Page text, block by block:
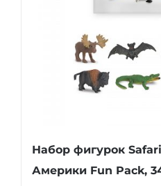
Набор фигурок
Америки Fun Pack,